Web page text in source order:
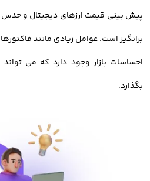
خرید ارز دیجیتال از
قبل از بررسیآموزش خرید ارز دیجیتال
فروش و خرید ارزهای دیجیتال در
بسیاری در میان صرافی های ایرانی است.
خرید رمز ارز از اوکی اکسچنج، امن ترین
پیش بینی قیمت ارزهای دیجیتال و حدس
برانگیز است. عوامل زیادی مانند
احساسات بازار وجود دارد که می تواند
بگذارد.